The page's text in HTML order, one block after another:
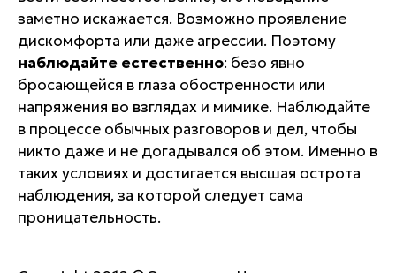
заметно искажается. Возможно проявление
дискомфорта или даже агрессии. Поэтому
наблюдайте естественно: безо явно
бросающейся в глаза обостренности или
напряжения во взглядах и мимике. Наблюдайте
в процессе обычных разговоров и дел, чтобы
никто даже и не догадывался об этом. Именно в
таких условиях и достигается высшая острота
наблюдения, за которой следует сама
проницательность.